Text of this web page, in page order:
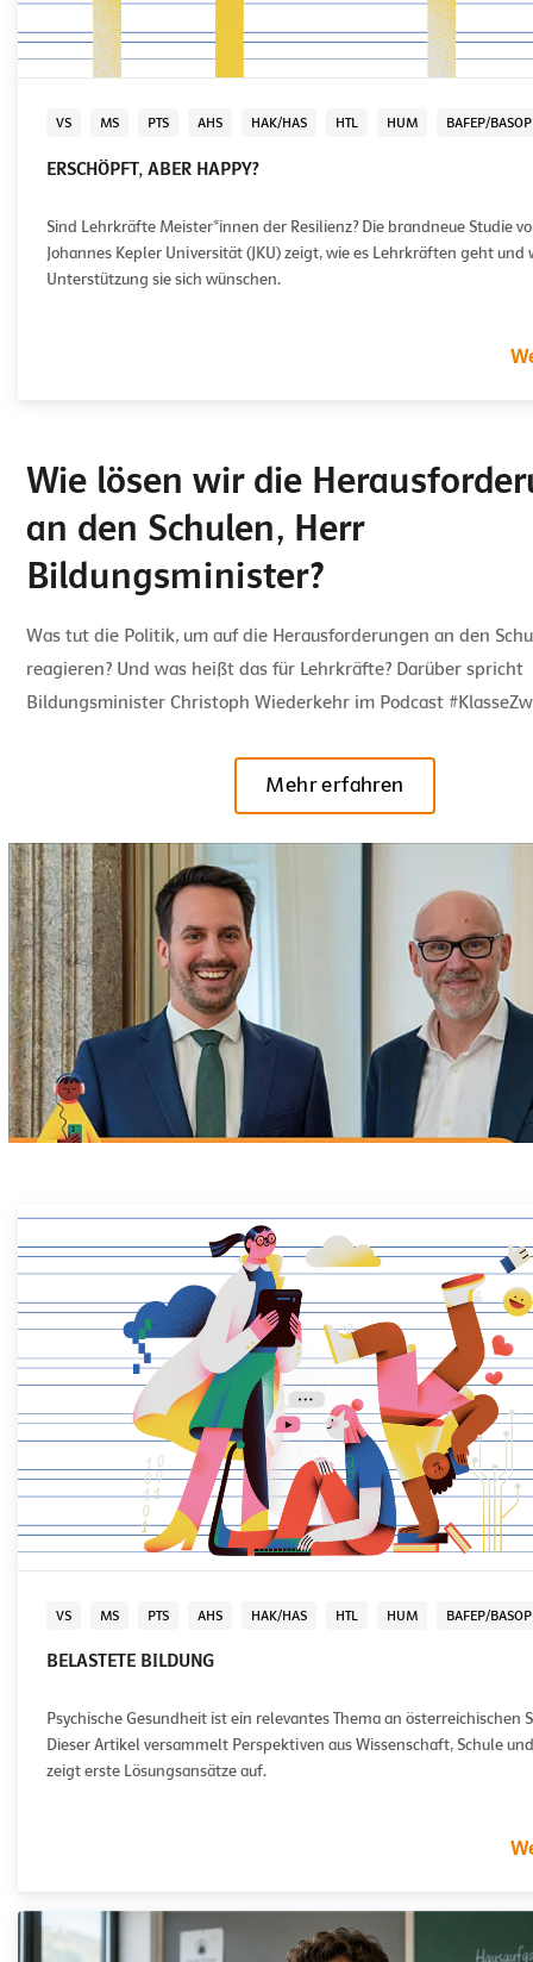
VS MS PTS AHS HAK/HAS HTL HUM BAFEP/BASOP
ERSCHÖPFT, ABER HAPPY?
Sind Lehrkräfte Meister*innen der Resilienz? Die brandneue Studie
Johannes Kepler Universität (JKU) zeigt, wie es Lehrkräften geht und
Unterstützung sie sich wünschen.
Wie lösen wir die
an den Schulen, Herr
Bildungsminister?
Was tut die Politik, um auf die Herausforderungen an den
reagieren? Und was heißt das für Lehrkräfte? Darüber spricht
Bildungsminister Christoph Wiederkehr im Podcast
Mehr erfahren
VS MS PTS AHS HAK/HAS HTL HUM BAFEP/BASOP
BELASTETE BILDUNG
Psychische Gesundheit ist ein relevantes Thema an österreichischen
Dieser Artikel versammelt Perspektiven aus Wissenschaft, Schule
zeigt erste Lösungsansätze auf.